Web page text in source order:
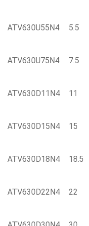
ATV630U55N4 5.5
ATV630U75N4 7.5
ATV630D11N4 11
ATV630D15N4 15
ATV630D18N4 18.5
ATV630D22N4 22